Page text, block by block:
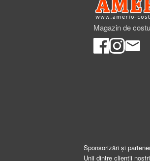
Magazin de
Sponsorizări și
Unii dintre clienții noștri